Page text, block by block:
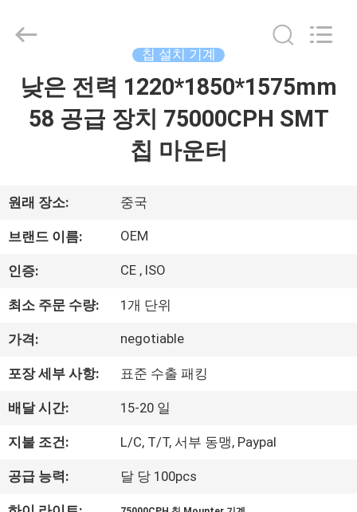
가
품
저
희
여
공
Co.,LTD.
Reserved.
칩 설치 기계
낮은 전력 1220*1850*1575mm
58 공급 장치 75000CPH SMT
칩 마운터
원래 장소: 중국
브랜드 이름: OEM
인증: CE , ISO
최소 주문 수량: 1개 단위
가격: negotiable
포장 세부 사항: 표준 수출 패킹
배달 시간: 15-20 일
지불 조건: L/C, T/T, 서부 동맹, Paypal
공급 능력: 달 당 100pcs